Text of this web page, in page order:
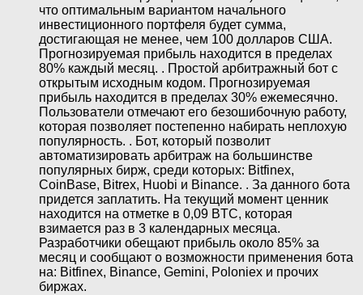
что оптимальным вариантом начального
инвестиционного портфеля будет сумма,
достигающая не менее, чем 100 долларов США.
Прогнозируемая прибыль находится в пределах
80% каждый месяц. . Простой арбитражный бот с
открытым исходным кодом. Прогнозируемая
прибыль находится в пределах 30% ежемесячно.
Пользователи отмечают его безошибочную работу,
которая позволяет постепенно набирать неплохую
популярность. . Бот, который позволит
автоматизировать арбитраж на большинстве
популярных бирж, среди которых: Bitfinex,
CoinBase, Bitrex, Huobi и Binance. . За данного бота
придется заплатить. На текущий момент ценник
находится на отметке в 0,09 BTC, которая
взимается раз в 3 календарных месяца.
Разработчики обещают прибыль около 85% за
месяц и сообщают о возможности применения бота
на: Bitfinex, Binance, Gemini, Poloniex и прочих
биржах.